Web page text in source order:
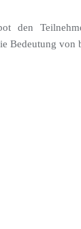
den
Bedeutung von